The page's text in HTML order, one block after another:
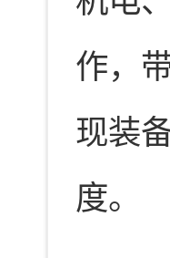
作，
现装
度。